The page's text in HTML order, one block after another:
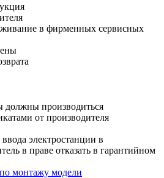
в фирменных сервисных
должны производиться
от производителя
электростанции в
в праве отказать в гарантийном
монтажу модели